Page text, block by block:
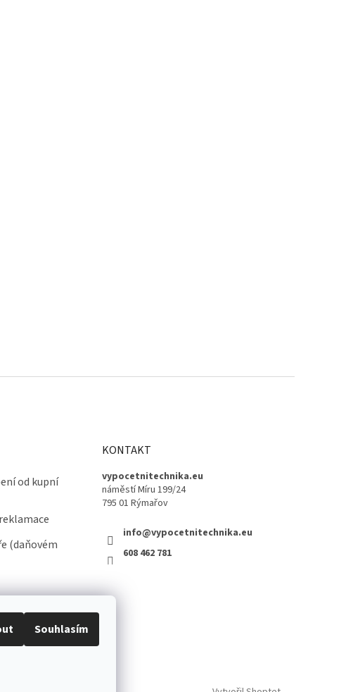
Souhlasím
od kupní
(daňovém
KONTAKT
vypocetnitechnika.eu
náměstí Míru 199/24
795 01 Rýmařov
info@vypocetnitechnika.eu
608 462 781